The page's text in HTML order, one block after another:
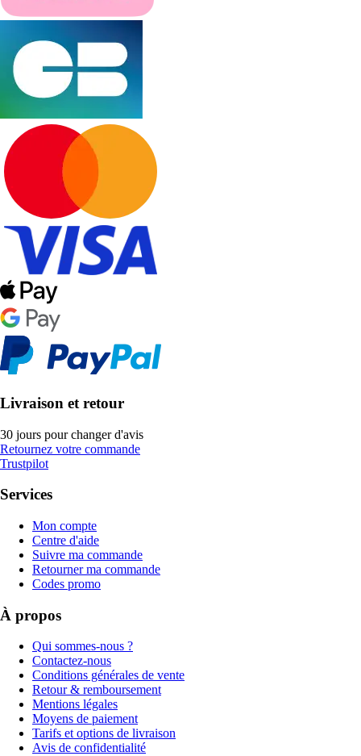
Livraison et retour
30 jours pour changer d'avis
Retournez votre commande
Trustpilot
Services
Mon compte
Centre d'aide
Suivre ma commande
Retourner ma commande
Codes promo
À propos
Qui sommes-nous ?
Contactez-nous
Conditions générales de vente
Retour & remboursement
Mentions légales
Moyens de paiement
Tarifs et options de livraison
Avis de confidentialité